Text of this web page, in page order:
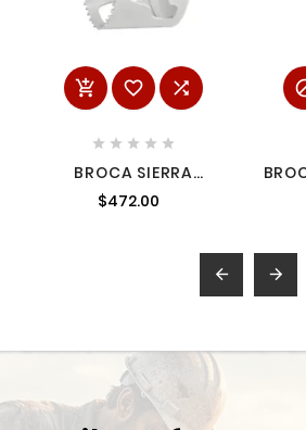
  
    
BROCA SIERRA
ENDURECIDA ICE DE 4"
MILWAUKEE 49560213
$472.00
 